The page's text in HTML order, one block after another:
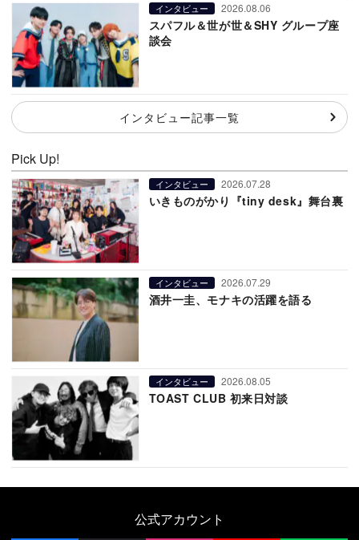
インタビュー 2026.08.06
スパフル＆世が世＆SHY グループ座
談会
インタビュー記事一覧
Pick Up!
インタビュー 2026.07.28
いきものがかり『tiny desk』舞台裏
インタビュー 2026.07.29
酒井一圭、モナキの活躍を語る
インタビュー 2026.08.05
TOAST CLUB 初来日対談
公式アカウント